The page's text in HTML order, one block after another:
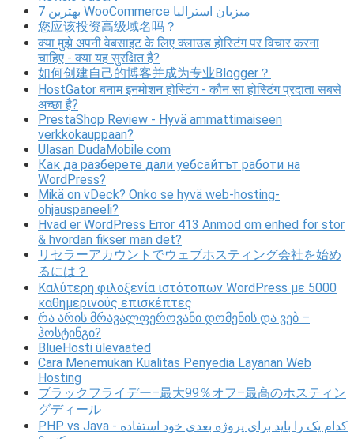
7 بهترین WooCommerce میزبان استرالیا
您应该投资高级域名吗？
क्या मुझे अपनी वेबसाइट के लिए क्लाउड होस्टिंग पर विचार करना
चाहिए - क्या यह सुरक्षित है?
如何创建自己的博客并成为专业Blogger？
HostGator बनाम इनमोशन होस्टिंग - कौन सा होस्टिंग प्रदाता सबसे
अच्छा है?
PrestaShop Review - Hyvä ammattimaiseen
verkkokauppaan?
Ulasan DudaMobile.com
Как да разберете дали уебсайтът работи на
WordPress?
Mikä on vDeck? Onko se hyvä web-hosting-
ohjauspaneeli?
Hvad er WordPress Error 413 Anmod om enhed for stor
& hvordan fikser man det?
リセラーアカウントでウェブホスティング会社を始め
るには？
Καλύτερη φιλοξενία ιστότοπων WordPress με 5000
καθημερινούς επισκέπτες
რა არის მრავალფეროვანი დომენის და ვებ –
ჰოსტინგი?
BlueHosti ülevaated
Cara Menemukan Kualitas Penyedia Layanan Web
Hosting
ブラックフライデー–最大99％オフ–最高のホスティン
グディール
PHP vs Java - کدام یک را باید برای پروژه بعدی خود استفاده